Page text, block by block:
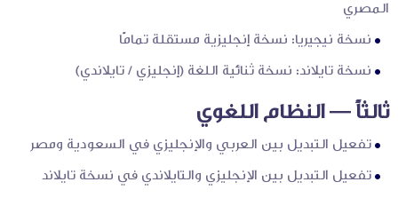
المصري
نسخة نيجيريا: نسخة إنجليزية مستقلة تمامًا
نسخة تايلاند: نسخة ثنائية اللغة (إنجليزي / تايلاندي)
ثالثاً — النظام اللغوي
تفعيل التبديل بين العربي والإنجليزي في السعودية ومصر
تفعيل التبديل بين الإنجليزي والتايلاندي في نسخة تايلاند